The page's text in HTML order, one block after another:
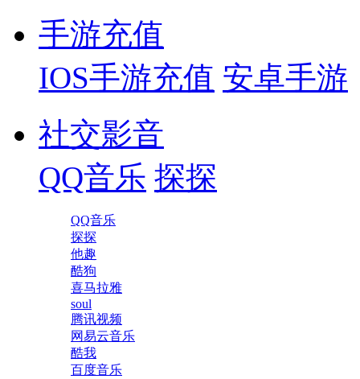
手游充值
IOS手游充值 安卓手游
社交影音
QQ音乐 探探
QQ音乐
探探
他趣
酷狗
喜马拉雅
soul
腾讯视频
网易云音乐
酷我
百度音乐